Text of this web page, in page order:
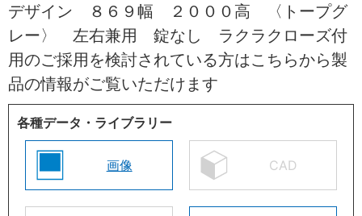
デザイン ８６９幅 ２０００高 〈トープグ
レー〉 左右兼用 錠なし ラクラクローズ付
用のご採用を検討されている方はこちらから製
品の情報がご覧いただけます
各種データ・ライブラリー
画像 CAD